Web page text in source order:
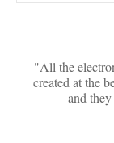
All the
created at the
and